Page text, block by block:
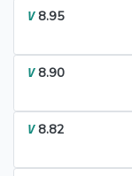
V8.95
V8.90
V8.82